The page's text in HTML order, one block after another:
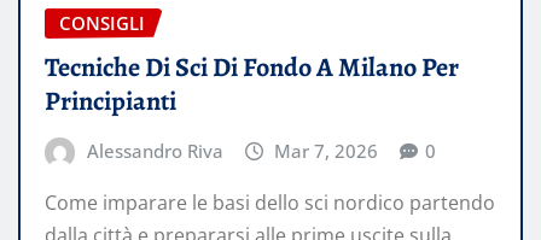
CONSIGLI
Tecniche Di Sci Di Fondo A Milano Per
Principianti
Alessandro Riva Mar 7, 2026 0
Come imparare le basi dello sci nordico partendo